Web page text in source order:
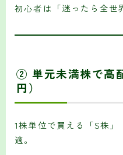
初心者は「迷ったら全世
② 単元未満株で高
円）
1株単位で買える「S株
適。